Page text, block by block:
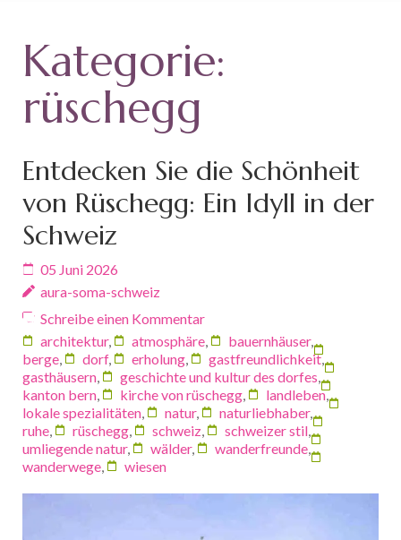
Kategorie:
rüschegg
Entdecken Sie die Schönheit
von Rüschegg: Ein Idyll in der
Schweiz
05 Juni 2026
aura-soma-schweiz
Schreibe einen Kommentar
architektur, atmosphäre bauernhäuser,
berge
dorf, erholung gastfreundlichkeit,
gasthäusern
geschichte und kultur des dorfes
kanton bern
kirche von rüschegg landleben,
lokale spezialitäten
natur, naturliebhaber,
ruhe
rüschegg schweiz schweizer stil
umliegende natur, wälder, wanderfreunde
wanderwege
wiesen